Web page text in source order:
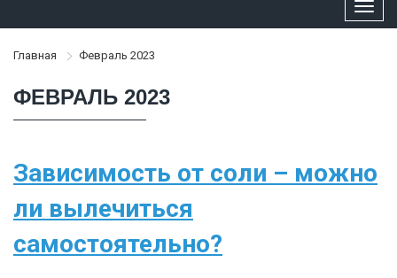
Главная Февраль 2023
ФЕВРАЛЬ 2023
Зависимость от соли – можно
ли вылечиться
самостоятельно?